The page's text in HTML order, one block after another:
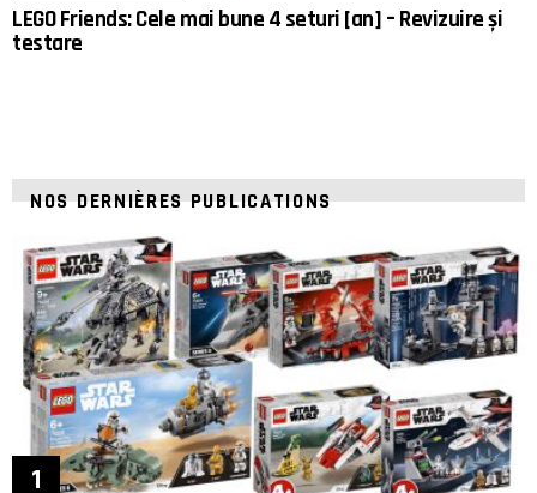
LEGO Friends: Cele mai bune 4 seturi [an] – Revizuire și
testare
NOS DERNIÈRES PUBLICATIONS